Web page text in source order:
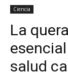
Ciencia
La
salud